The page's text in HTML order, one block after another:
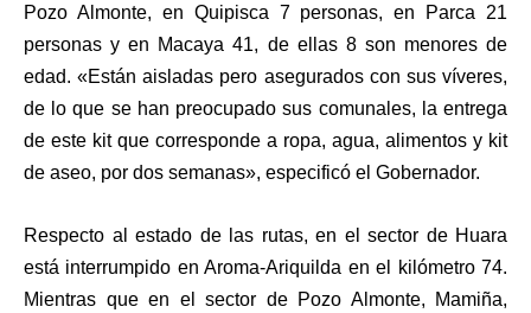
Pozo Almonte, en Quipisca 7 personas, en Parca 21
personas y en Macaya 41, de ellas 8 son menores de
edad. «Están aisladas pero asegurados con sus víveres,
de lo que se han preocupado sus comunales, la entrega
de este kit que corresponde a ropa, agua, alimentos y kit
de aseo, por dos semanas», especificó el Gobernador.
Respecto al estado de las rutas, en el sector de Huara
está interrumpido en Aroma-Ariquilda en el kilómetro 74.
Mientras que en el sector de Pozo Almonte, Mamiña,